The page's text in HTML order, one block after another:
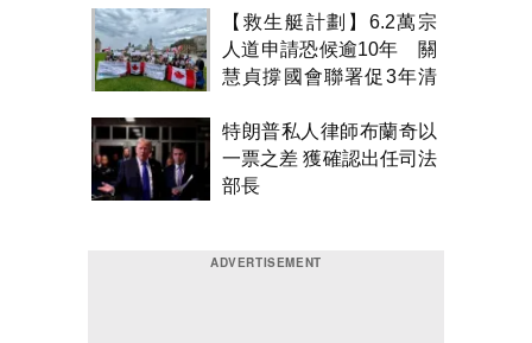
【救生艇計劃】6.2萬宗
人道申請恐候逾10年 關
慧貞撐國會聯署促3年清
特朗普私人律師布蘭奇以
一票之差 獲確認出任司法
部長